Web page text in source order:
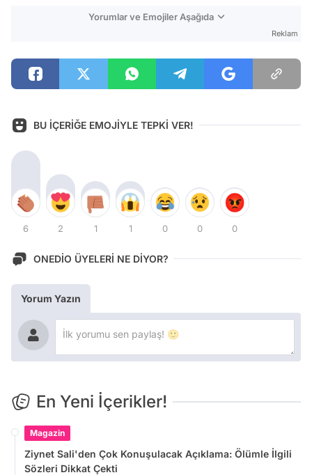
Yorumlar ve Emojiler Aşağıda
Reklam
BU İÇERİĞE EMOJİYLE TEPKİ VER!
6 2 1 1 0 0 0
ONEDİO ÜYELERİ NE DİYOR?
Yorum Yazın
En Yeni İçerikler!
Magazin
Ziynet Sali'den Çok Konuşulacak Açıklama: Ölümle İlgili
Sözleri Dikkat Çekti